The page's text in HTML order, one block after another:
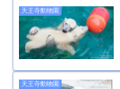
天王寺動物園
天王寺動物園